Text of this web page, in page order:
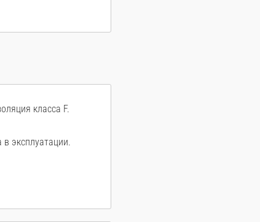
класса F.
эксплуатации.